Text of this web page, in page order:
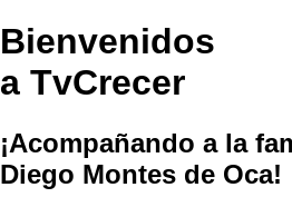
Bienvenidos
a TvCrecer
¡Acompañando a la
Diego Montes de Oca!